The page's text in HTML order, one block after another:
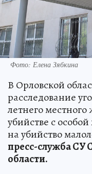
Фото: Елена Зябкина
В Орловской
расследование
летнего
убийстве с
на убийство
пресс-служба СУ
области.